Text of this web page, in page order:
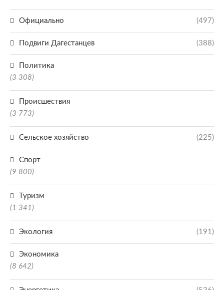
Официально (497)
Подвиги Дагестанцев (388)
Политика
(3 308)
Происшествия
(3 773)
Сельское хозяйство (225)
Спорт
(9 800)
Туризм
(1 341)
Экология (191)
Экономика
(8 642)